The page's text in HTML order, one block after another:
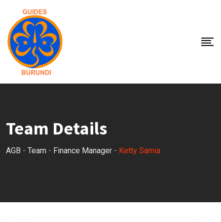
content
Team Details
AGB - Team - Finance Manager - Ketty Samia